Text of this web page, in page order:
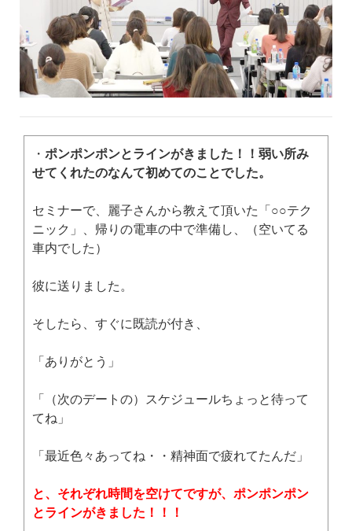
・ ポンポンポンとラインがきました！！弱い所み
せてくれたのなんて初めてのことでした。
セミナーで、麗子さんから教えて頂いた「○○テク
ニック」、帰りの電車の中で準備し、（空いてる
車内でした）
彼に送りました。
そしたら、すぐに既読が付き、
「ありがとう」
「（次のデートの）スケジュールちょっと待って
てね」
「最近色々あってね・・精神面で疲れてたんだ」
と、それぞれ時間を空けてですが、ポンポンポン
とラインがきました！！！